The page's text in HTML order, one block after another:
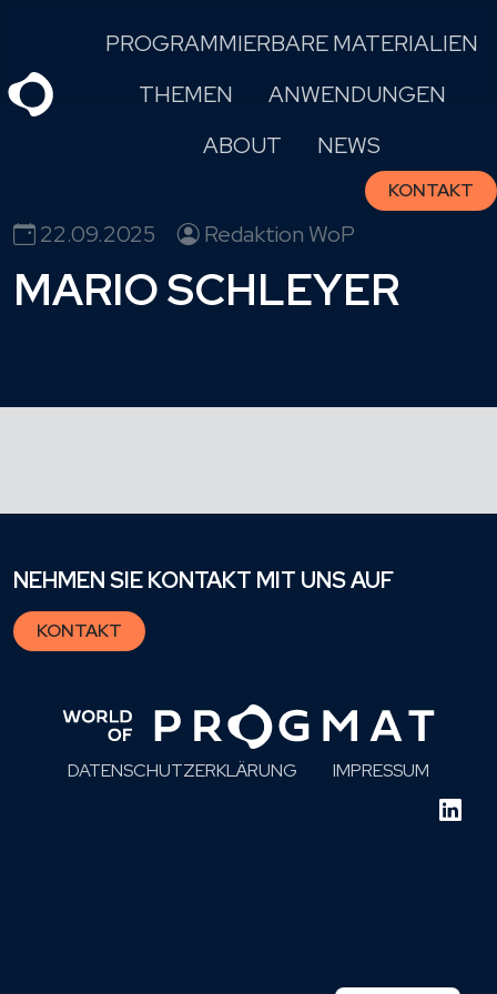
content
PROGRAMMIERBARE MATERIALIEN
THEMEN
ANWENDUNGEN
ABOUT
NEWS
KONTAKT
22.09.2025 Redaktion WoP
MARIO SCHLEYER
NEHMEN SIE KONTAKT MIT UNS AUF
KONTAKT
DATENSCHUTZERKLÄRUNG IMPRESSUM